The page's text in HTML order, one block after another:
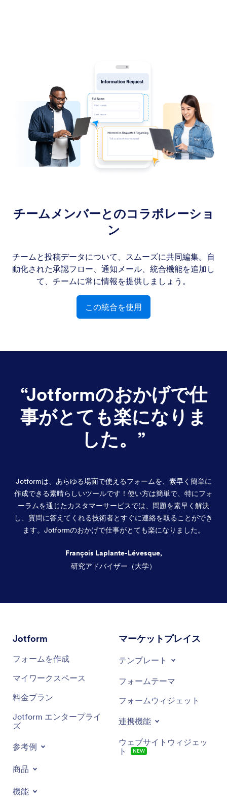
チームメンバーとのコラボレーショ
ン
チームと投稿データについて、スムーズに共同編集。自
動化された承認フロー、通知メール、統合機能を追加し
て、チームに常に情報を提供しましょう。
この統合を使用
“Jotformのおかげで仕
事がとても楽になりま
した。 ”
Jotformは、あらゆる場面で使えるフォームを、素早く簡単に
作成できる素晴らしいツールです！使い方は簡単で、特にフォ
ーラムを通じたカスタマーサービスでは、問題を素早く解決
し、質問に答えてくれる技術者とすぐに連絡を取ることができ
ます。Jotformのおかげで仕事がとても楽になりました。
François Laplante-Lévesque,
研究アドバイザー（大学）
Jotform
フォームを作成
マイワークスペース
料金プラン
Jotform エンタープライ
ズ
参考例
商品
機能
マーケットプレイス
テンプレート
フォームテーマ
フォームウィジェット
連携機能
ウェブサイトウィジェッ
ト
NEW